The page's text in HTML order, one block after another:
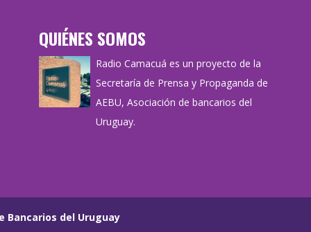
QUIÉNES SOMOS
Radio Camacuá es un proyecto de la
Secretaría de Prensa y Propaganda de
AEBU, Asociación de bancarios del
Uruguay.
Bancarios del Uruguay